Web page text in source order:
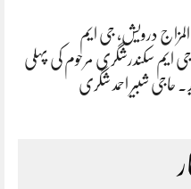
المزاج درویش، جی ایم
ایم سکندرشگری مرحوم کی پہلی
حاجی شبیر احمد شگری